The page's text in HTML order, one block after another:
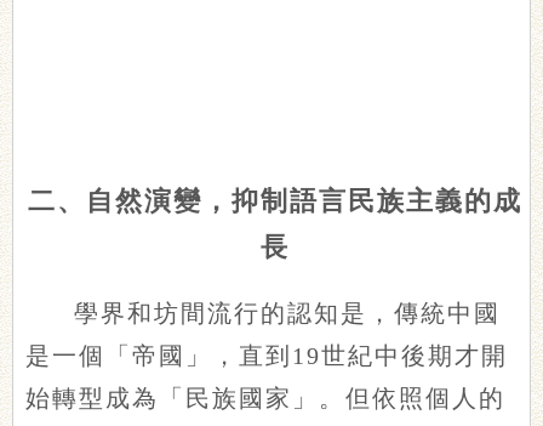
二、自然演變，抑制語言民族主義的成
長
學界和坊間流行的認知是，傳統中國
是一個「帝國」，直到19世紀中後期才開
始轉型成為「民族國家」。但依照個人的